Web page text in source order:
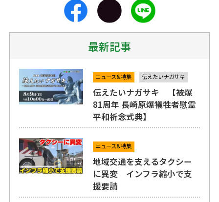
最新記事
ニュース&特集 伝えたいナガサキ
伝えたいナガサキ 【被爆
81周年 長崎原爆犠牲者慰霊
平和祈念式典】
ニュース&特集
地域交通を支えるタクシー
に異変 インフラ縮小で支
援要請